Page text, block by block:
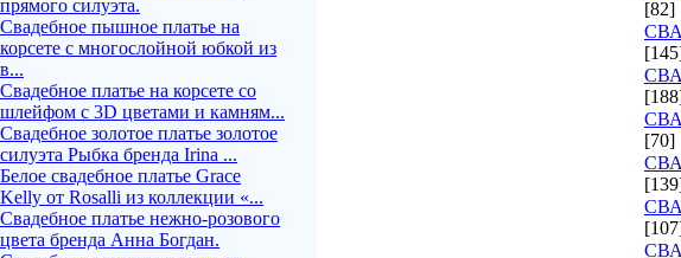
прямого силуэта.
Свадебное пышное платье на
корсете с многослойной юбкой из
в...
Свадебное платье на корсете со
шлейфом с 3D цветами и камням...
Свадебное золотое платье золотое
силуэта Рыбка бренда Irina ...
Белое свадебное платье Grace
Kelly от Rosalli из коллекции «...
Свадебное платье нежно-розового
цвета бренда Анна Богдан.
[82]
[70]